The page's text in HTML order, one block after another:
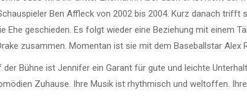
Ben Affleck von 2002 bis 2004. Kurz danach trifft
Ehe geschieden. Es folgt wieder eine Beziehung mit einem
zusammen. Momentan ist sie mit dem Baseballstar Alex
Bühne ist Jennifer ein Garant für gute und leichte
Zuhause. Ihre Musik ist rhythmisch und weltoffen.